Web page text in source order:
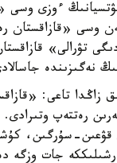
ءوزى وسى
وسى «قازاقستان
تۋرالى»
نەگىزىندە
زاڭدا تاعى:
رەتتەپ وتىرادى.
قۋعىن-سۇرگىن،
جات وزگە